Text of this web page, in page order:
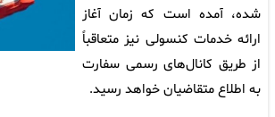
شده، آمده است که زمان آغاز
ارائه خدمات کنسولی نیز متعاقباً
از طریق کانال‌های رسمی سفارت
به اطلاع متقاضیان خواهد رسید.